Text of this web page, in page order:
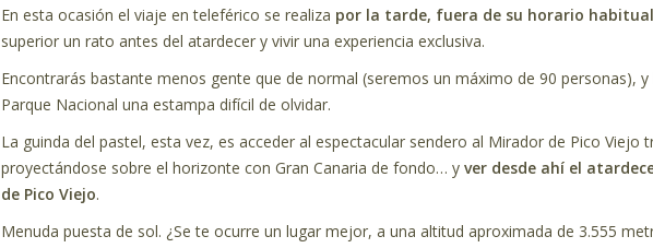
En esta ocasión el viaje en teleférico se realiza por la tarde, fuera de su horario habitual
superior un rato antes del atardecer y vivir una experiencia exclusiva.
Encontrarás bastante menos gente que de normal (seremos un máximo de 90 personas),
Parque Nacional una estampa difícil de olvidar.
La guinda del pastel, esta vez, es acceder al espectacular sendero al Mirador de Pico Viejo
proyectándose sobre el horizonte con Gran Canaria de fondo… yver desde ahí el
de Pico Viejo.
Menuda puesta de sol. ¿Se te ocurre un lugar mejor, a una altitud aproximada de 3.555